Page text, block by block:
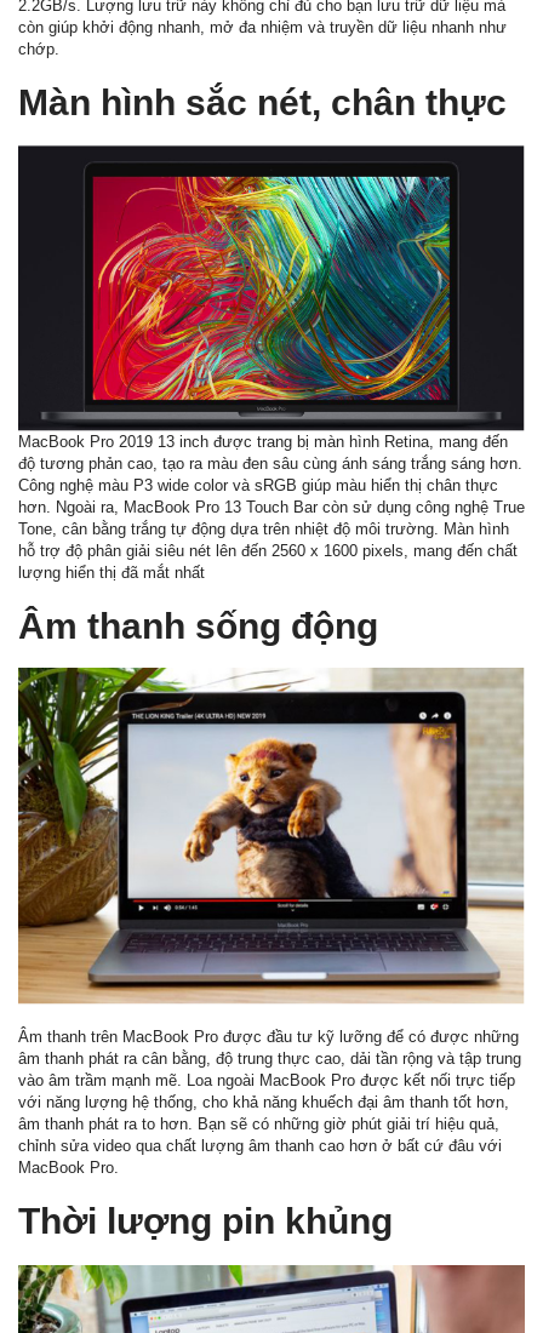
2.2GB/s. Lượng lưu trữ này không chỉ đủ cho bạn lưu trữ dữ liệu mà
còn giúp khởi động nhanh, mở đa nhiệm và truyền dữ liệu nhanh như
chớp.
Màn hình sắc nét, chân thực
MacBook Pro 2019 13 inch được trang bị màn hình Retina, mang đến
độ tương phản cao, tạo ra màu đen sâu cùng ánh sáng trắng sáng hơn.
Công nghệ màu P3 wide color và sRGB giúp màu hiển thị chân thực
hơn. Ngoài ra, MacBook Pro 13 Touch Bar còn sử dụng công nghệ True
Tone, cân bằng trắng tự động dựa trên nhiệt độ môi trường. Màn hình
hỗ trợ độ phân giải siêu nét lên đến 2560 x 1600 pixels, mang đến chất
lượng hiển thị đã mắt nhất
Âm thanh sống động
Âm thanh trên MacBook Pro được đầu tư kỹ lưỡng để có được những
âm thanh phát ra cân bằng, độ trung thực cao, dải tần rộng và tập trung
vào âm trầm mạnh mẽ. Loa ngoài MacBook Pro được kết nối trực tiếp
với năng lượng hệ thống, cho khả năng khuếch đại âm thanh tốt hơn,
âm thanh phát ra to hơn. Bạn sẽ có những giờ phút giải trí hiệu quả,
chỉnh sửa video qua chất lượng âm thanh cao hơn ở bất cứ đâu với
MacBook Pro.
Thời lượng pin khủng